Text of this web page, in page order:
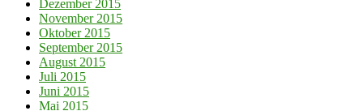
Dezember 2015
November 2015
Oktober 2015
September 2015
August 2015
Juli 2015
Juni 2015
Mai 2015